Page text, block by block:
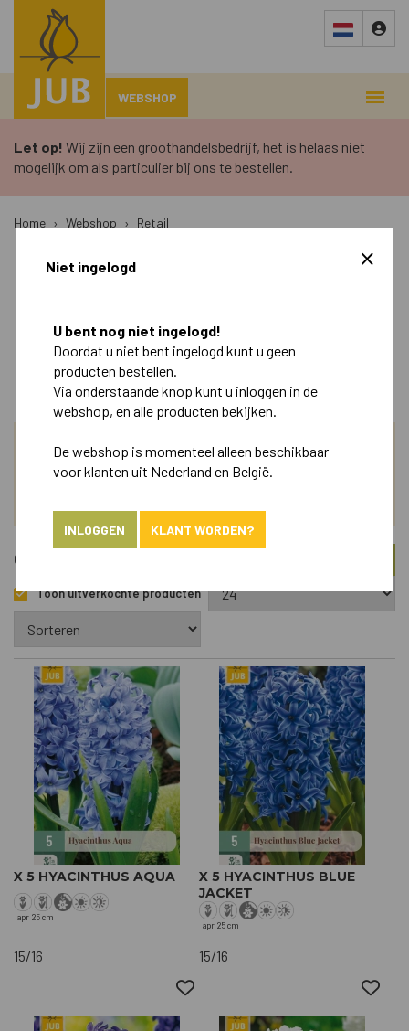
WEBSHOP
Let op! Wij zijn een groothandelsbedrijf, het is helaas niet
mogelijk om als particulier bij ons te bestellen.
Home › Webshop › Retail
Najaar
Retail
Landscape
676 Artikelen
Toon uitverkochte producten
X 5 HYACINTHUS AQUA
apr 25 cm
15/16
X 5 HYACINTHUS BLUE
JACKET
apr 25 cm
15/16
Niet ingelogd
U bent nog niet ingelogd!
Doordat u niet bent ingelogd kunt u geen
producten bestellen.
Via onderstaande knop kunt u inloggen in de
webshop, en alle producten bekijken.
De webshop is momenteel alleen beschikbaar
voor klanten uit Nederland en België.
INLOGGEN KLANT WORDEN?